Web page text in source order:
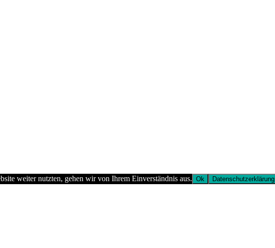
weiter nutzten, gehen wir von Ihrem Einverständnis aus. Ok Datenschutzerklärung